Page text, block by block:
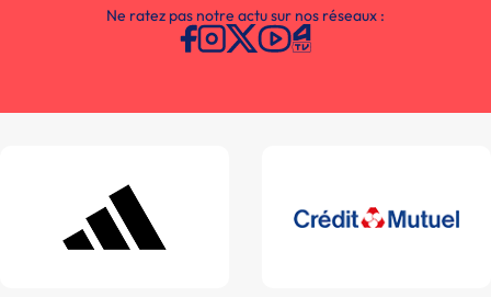
Ne ratez pas notre actu sur nos réseaux :